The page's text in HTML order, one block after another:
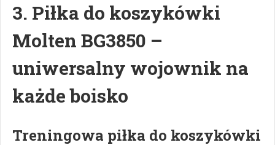
3. Piłka do koszykówki
Molten BG3850 –
uniwersalny wojownik na
każde boisko
Treningowa piłka do koszykówki